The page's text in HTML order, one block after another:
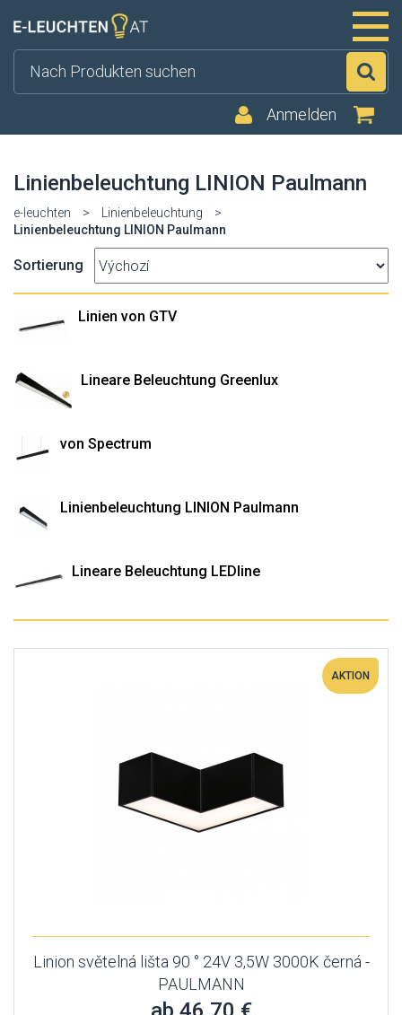
Anmelden
Linienbeleuchtung LINION Paulmann
e-leuchten > Linienbeleuchtung
>
Linienbeleuchtung LINION Paulmann
Sortierung
Linien von GTV
Lineare Beleuchtung Greenlux
von Spectrum
Linienbeleuchtung LINION Paulmann
Lineare Beleuchtung LEDline
AKTION
Linion světelná lišta 90 ° 24V 3,5W 3000K černá -
PAULMANN